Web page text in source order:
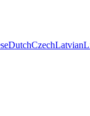
DutchCzechLatvian